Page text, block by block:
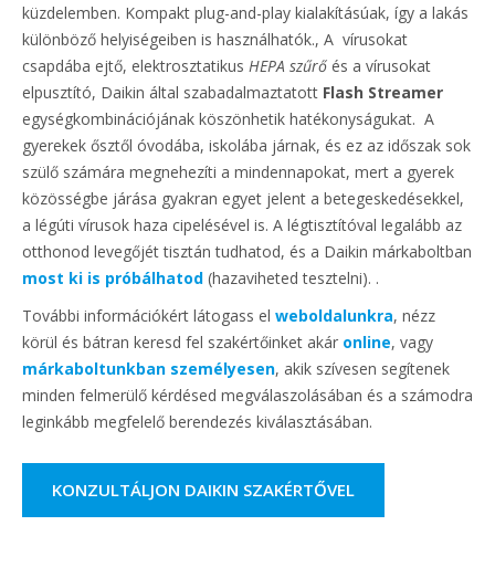
küzdelemben. Kompakt plug-and-play kialakításúak, így a lakás
különböző helyiségeiben is használhatók., A vírusokat
csapdába ejtő, elektrosztatikus HEPA szűrő és a vírusokat
elpusztító, Daikin által szabadalmaztatott Flash Streamer
egységkombinációjának köszönhetik hatékonyságukat. A
gyerekek ősztől óvodába, iskolába járnak, és ez az időszak sok
szülő számára megnehezíti a mindennapokat, mert a gyerek
közösségbe járása gyakran egyet jelent a betegeskedésekkel,
a légúti vírusok haza cipelésével is. A légtisztítóval legalább az
otthonod levegőjét tisztán tudhatod, és a Daikin márkaboltban
most ki is próbálhatod (hazaviheted tesztelni). .
További információkért látogass el weboldalunkra, nézz
körül és bátran keresd fel szakértőinket akár online, vagy
márkaboltunkban személyesen, akik szívesen segítenek
minden felmerülő kérdésed megválaszolásában és a számodra
leginkább megfelelő berendezés kiválasztásában.
KONZULTÁLJON DAIKIN SZAKÉRTŐVEL